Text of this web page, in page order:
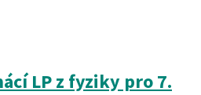
LP z fyziky pro 7.